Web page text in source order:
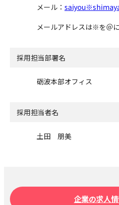
メール：
メールアドレスは※を＠
採用担当部署名
砺波本部オフィス
採用担当者名
土田 朋美
企業の求人